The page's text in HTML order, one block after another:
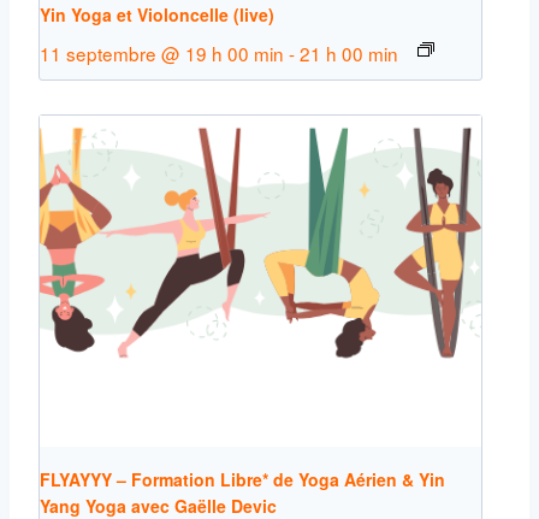
Yin Yoga et Violoncelle (live)
11 septembre @ 19 h 00 min -21 h 00 min
FLYAYYY – Formation Libre* de Yoga Aérien & Yin
Yang Yoga avec Gaëlle Devic